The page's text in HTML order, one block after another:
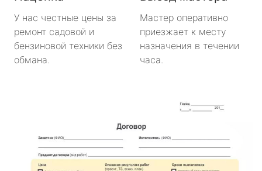
У нас честные цены за
ремонт садовой и
бензиновой техники без
обмана.
Мастер оперативно
приезжает к месту
назначения в течении
часа.